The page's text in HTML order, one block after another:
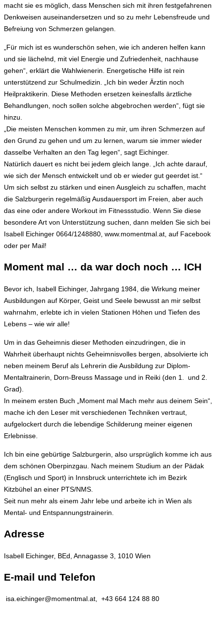
macht sie es möglich, dass Menschen sich mit ihren festgefahrenen
Denkweisen auseinandersetzen und so zu mehr Lebensfreude und
Befreiung von Schmerzen gelangen.
„Für mich ist es wunderschön sehen, wie ich anderen helfen kann
und sie lächelnd, mit viel Energie und Zufriedenheit, nachhause
gehen“, erklärt die Wahlwienerin. Energetische Hilfe ist rein
unterstützend zur Schulmedizin. „Ich bin weder Ärztin noch
Heilpraktikerin. Diese Methoden ersetzen keinesfalls ärztliche
Behandlungen, noch sollen solche abgebrochen werden“, fügt sie
hinzu.
„Die meisten Menschen kommen zu mir, um ihren Schmerzen auf
den Grund zu gehen und um zu lernen, warum sie immer wieder
dasselbe Verhalten an den Tag legen“, sagt Eichinger.
Natürlich dauert es nicht bei jedem gleich lange. „Ich achte darauf,
wie sich der Mensch entwickelt und ob er wieder gut geerdet ist.“
Um sich selbst zu stärken und einen Ausgleich zu schaffen, macht
die Salzburgerin regelmäßig Ausdauersport im Freien, aber auch
das eine oder andere Workout im Fitnessstudio. Wenn Sie diese
besondere Art von Unterstützung suchen, dann melden Sie sich bei
Isabell Eichinger 0664/1248880, www.momentmal.at, auf Facebook
oder per Mail!
Moment mal … da war doch noch … ICH
Bevor ich, Isabell Eichinger, Jahrgang 1984, die Wirkung meiner
Ausbildungen auf Körper, Geist und Seele bewusst an mir selbst
wahrnahm, erlebte ich in vielen Stationen Höhen und Tiefen des
Lebens – wie wir alle!
Um in das Geheimnis dieser Methoden einzudringen, die in
Wahrheit überhaupt nichts Geheimnisvolles bergen, absolvierte ich
neben meinem Beruf als Lehrerin die Ausbildung zur Diplom-
Mentaltrainerin, Dorn-Breuss Massage und in Reiki (den 1. und 2.
Grad).
In meinem ersten Buch „Moment mal Mach mehr aus deinem Sein“,
mache ich den Leser mit verschiedenen Techniken vertraut,
aufgelockert durch die lebendige Schilderung meiner eigenen
Erlebnisse.
Ich bin eine gebürtige Salzburgerin, also ursprüglich komme ich aus
dem schönen Oberpinzgau. Nach meinem Studium an der Pädak
(Englisch und Sport) in Innsbruck unterrichtete ich im Bezirk
Kitzbühel an einer PTS/NMS.
Seit nun mehr als einem Jahr lebe und arbeite ich in Wien als
Mental- und Entspannungstrainerin.
Adresse
Isabell Eichinger, BEd, Annagasse 3, 1010 Wien
E-mail und Telefon
isa.eichinger@momentmal.at, +43 664 124 88 80